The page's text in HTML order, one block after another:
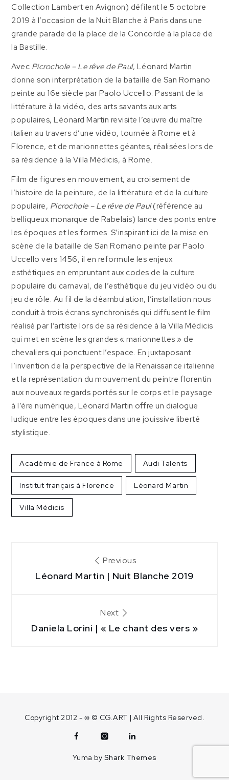
Collection Lambert en Avignon) défilent le 5 octobre
2019 à l’occasion de la Nuit Blanche à Paris dans une
grande parade de la place de la Concorde à la place de
la Bastille.
Avec Picrochole – Le rêve de Paul, Léonard Martin
donne son interprétation de la bataille de San Romano
peinte au 16e siècle par Paolo Uccello. Passant de la
littérature à la vidéo, des arts savants aux arts
populaires, Léonard Martin revisite l’œuvre du maître
italien au travers d’une vidéo, tournée à Rome et à
Florence, et de marionnettes géantes, réalisées lors de
sa résidence à la Villa Médicis, à Rome.
Film de figures en mouvement, au croisement de
l’histoire de la peinture, de la littérature et de la culture
populaire, Picrochole – Le rêve de Paul(référence au
belliqueux monarque de Rabelais) lance des ponts entre
les époques et les formes. S’inspirant ici de la mise en
scène de la bataille de San Romano peinte par Paolo
Uccello vers 1456, il en reformule les enjeux
esthétiques en empruntant aux codes de la culture
populaire du carnaval, de l’esthétique du jeu vidéo ou du
jeu de rôle. Au fil de la déambulation, l’installation nous
conduit à trois écrans synchronisés qui diffusent le film
réalisé par l’artiste lors de sa résidence à la Villa Médicis
qui met en scène les grandes « marionnettes » de
chevaliers qui ponctuent l’espace. En juxtaposant
l’invention de la perspective de la Renaissance italienne
et la représentation du mouvement du peintre florentin
aux nouveaux regards portés sur le corps et le paysage
à l’ère numérique, Léonard Martin offre un dialogue
ludique entre les époques dans une jouissive liberté
stylistique.
Académie de France à Rome Audi Talents
Institut français à Florence Léonard Martin
Villa Médicis
Navigation
de
Previous
Léonard Martin | Nuit Blanche 2019
Next
Daniela Lorini | « Le chant des vers »
Copyright 2012 - ∞ © CG.ART | All Rights Reserved.
FacebookInstagramLinkedin
Yuma by Shark Themes